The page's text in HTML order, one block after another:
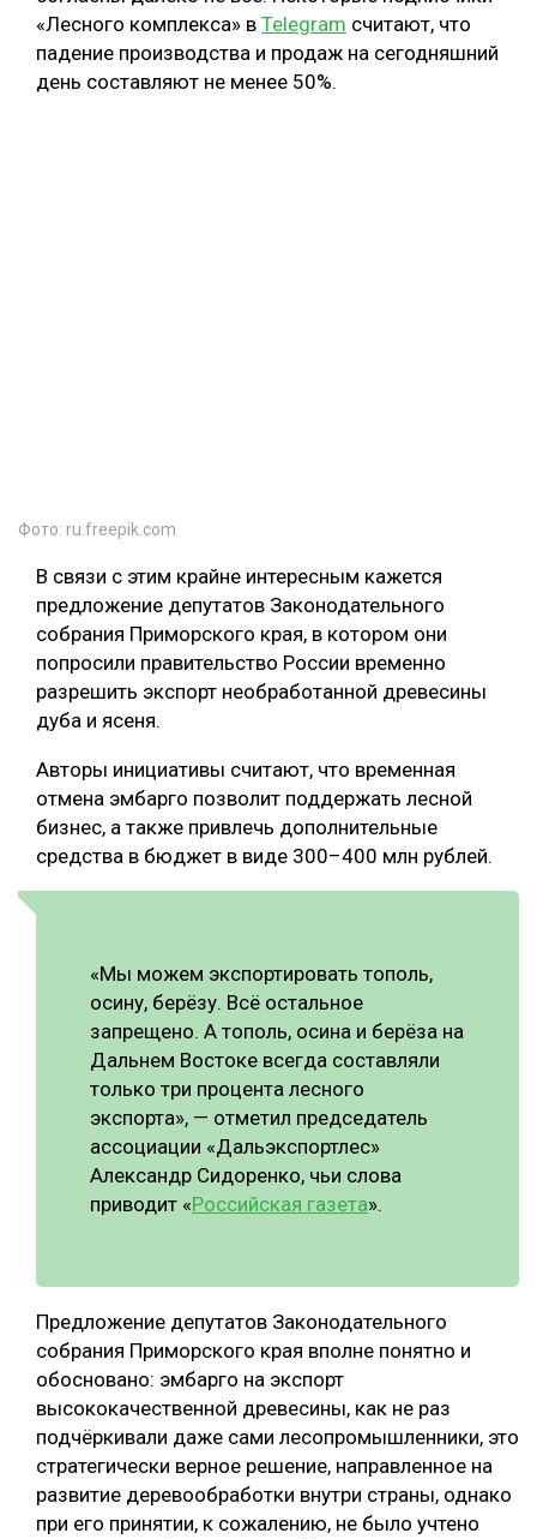
«Лесного комплекса» в Telegram считают, что
падение производства и продаж на сегодняшний
день составляют не менее 50%.
Фото: ru.freepik.com
В связи с этим крайне интересным кажется
предложение депутатов Законодательного
собрания Приморского края, в котором они
попросили правительство России временно
разрешить экспорт необработанной древесины
дуба и ясеня.
Авторы инициативы считают, что временная
отмена эмбарго позволит поддержать лесной
бизнес, а также привлечь дополнительные
средства в бюджет в виде 300–400 млн рублей.
«Мы можем экспортировать тополь,
осину, берёзу. Всё остальное
запрещено. А тополь, осина и берёза на
Дальнем Востоке всегда составляли
только три процента лесного
экспорта», — отметил председатель
ассоциации «Дальэкспортлес»
Александр Сидоренко, чьи слова
приводит «Российская газета».
Предложение депутатов Законодательного
собрания Приморского края вполне понятно и
обосновано: эмбарго на экспорт
высококачественной древесины, как не раз
подчёркивали даже сами лесопромышленники, это
стратегически верное решение, направленное на
развитие деревообработки внутри страны, однако
при его принятии, к сожалению, не было учтено